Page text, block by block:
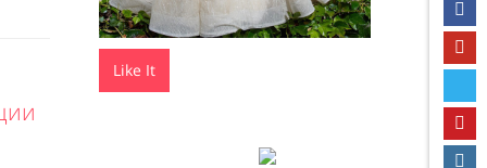
Like It